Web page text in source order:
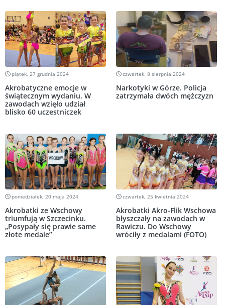
piątek, 27 grudnia 2024
Akrobatyczne emocje w
świątecznym wydaniu. W
zawodach wzięło udział
blisko 60 uczestniczek
czwartek, 8 sierpnia 2024
Narkotyki w Górze. Policja
zatrzymała dwóch mężczyzn
poniedziałek, 20 maja 2024
Akrobatki ze Wschowy
triumfują w Szczecinku.
„Posypały się prawie same
złote medale”
czwartek, 25 kwietnia 2024
Akrobatki Akro-Flik Wschowa
błyszczały na zawodach w
Rawiczu. Do Wschowy
wróciły z medalami (FOTO)